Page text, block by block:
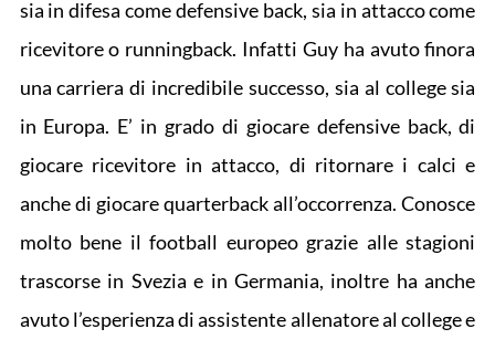
sia in difesa come defensive back, sia in attacco come
ricevitore o runningback. Infatti Guy ha avuto finora
una carriera di incredibile successo, sia al college sia
in Europa. E’ in grado di giocare defensive back, di
giocare ricevitore in attacco, di ritornare i calci e
anche di giocare quarterback all’occorrenza. Conosce
molto bene il football europeo grazie alle stagioni
trascorse in Svezia e in Germania, inoltre ha anche
avuto l’esperienza di assistente allenatore al college e